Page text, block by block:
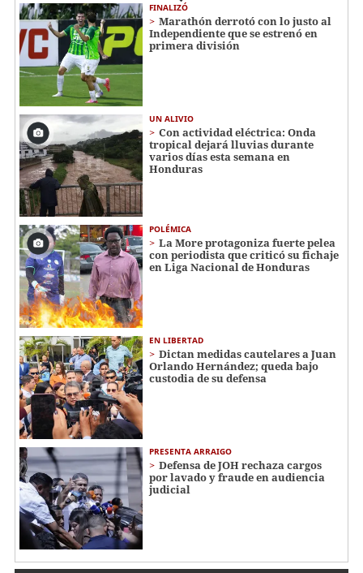
FINALIZÓ
Marathón derrotó con lo justo al
Independiente que se estrenó en
primera división
UN ALIVIO
Con actividad eléctrica: Onda
tropical dejará lluvias durante
varios días esta semana en
Honduras
POLÉMICA
La More protagoniza fuerte pelea
con periodista que criticó su fichaje
en Liga Nacional de Honduras
EN LIBERTAD
Dictan medidas cautelares a Juan
Orlando Hernández; queda bajo
custodia de su defensa
PRESENTA ARRAIGO
Defensa de JOH rechaza cargos
por lavado y fraude en audiencia
judicial